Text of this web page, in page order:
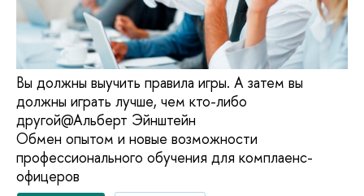
Вы должны выучить правила игры. А затем вы
должны играть лучше, чем кто-либо
другой@Альберт Эйнштейн
Обмен опытом и новые возможности
профессионального обучения для комплаенс-
офицеров